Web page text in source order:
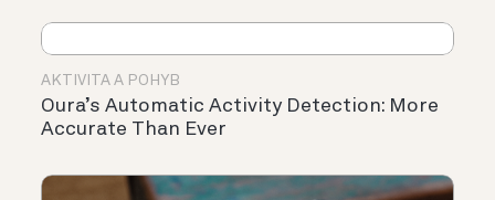
AKTIVITA A POHYB
Oura’s Automatic Activity Detection: More
Accurate Than Ever